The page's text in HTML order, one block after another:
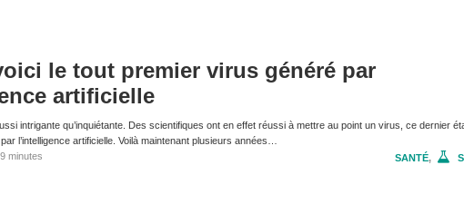
le tout premier virus généré par
artificielle
intrigante qu’inquiétante. Des scientifiques ont en effet réussi à mettre au point un virus, ce dernier
l’intelligence artificielle. Voilà maintenant plusieurs années…
minutes
SANTÉ,